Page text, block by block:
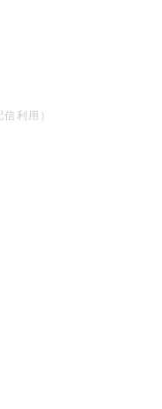
利用）